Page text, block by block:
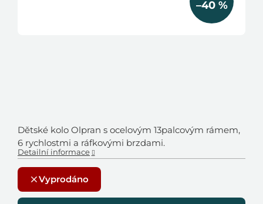
–40 %
Vyprodáno
Dětské kolo Olpran s ocelovým 13palcovým rámem,
6 rychlostmi a ráfkovými brzdami.
Detailní informace